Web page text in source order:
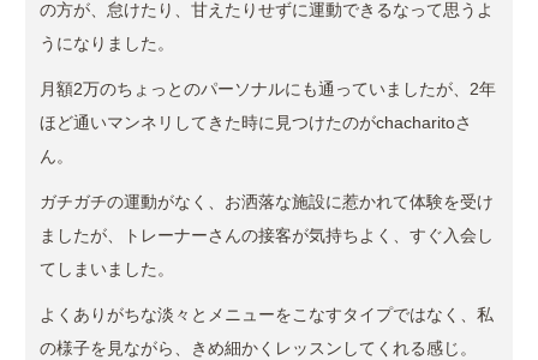
の方が、怠けたり、甘えたりせずに運動できるなって思うよ
うになりました。
月額2万のちょっとのパーソナルにも通っていましたが、2年
ほど通いマンネリしてきた時に見つけたのがchacharitoさ
ん。
ガチガチの運動がなく、お洒落な施設に惹かれて体験を受け
ましたが、トレーナーさんの接客が気持ちよく、すぐ入会し
てしまいました。
よくありがちな淡々とメニューをこなすタイプではなく、私
の様子を見ながら、きめ細かくレッスンしてくれる感じ。